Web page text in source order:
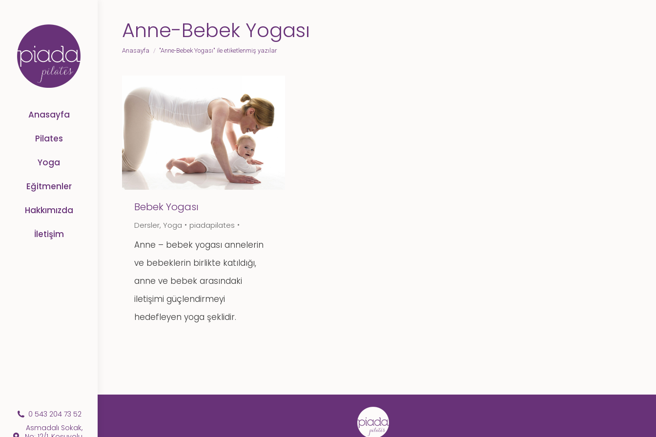
Anasayfa
Pilates
Yoga
Eğitmenler
Hakkımızda
İletişim
0 543 204 73 52
Asmadalı Sokak,
Anne-Bebek Yogası
You are here:
Anasayfa "Anne-Bebek Yogası" ile etiketlenmiş yazılar
Bebek Yogası
Dersler, Yoga piadapilates
Anne – bebek yogası annelerin
ve bebeklerin birlikte katıldığı,
anne ve bebek arasındaki
iletişimi güçlendirmeyi
hedefleyen yoga şeklidir.